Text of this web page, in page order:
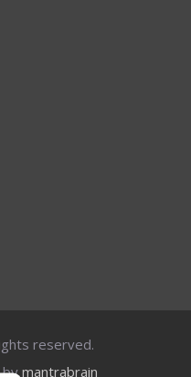
reserved.
bymantrabrain